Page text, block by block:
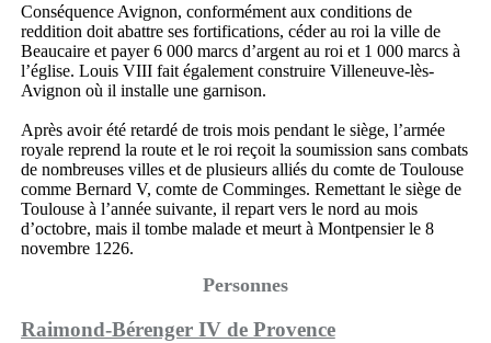
Conséquence Avignon, conformément aux conditions de
reddition doit abattre ses fortifications, céder au roi la ville de
Beaucaire et payer 6 000 marcs d’argent au roi et 1 000 marcs à
l’église. Louis VIII fait également construire Villeneuve-lès-
Avignon où il installe une garnison.
Après avoir été retardé de trois mois pendant le siège, l’armée
royale reprend la route et le roi reçoit la soumission sans combats
de nombreuses villes et de plusieurs alliés du comte de Toulouse
comme Bernard V, comte de Comminges. Remettant le siège de
Toulouse à l’année suivante, il repart vers le nord au mois
d’octobre, mais il tombe malade et meurt à Montpensier le 8
novembre 1226.
Personnes
Raimond-Bérenger IV de Provence